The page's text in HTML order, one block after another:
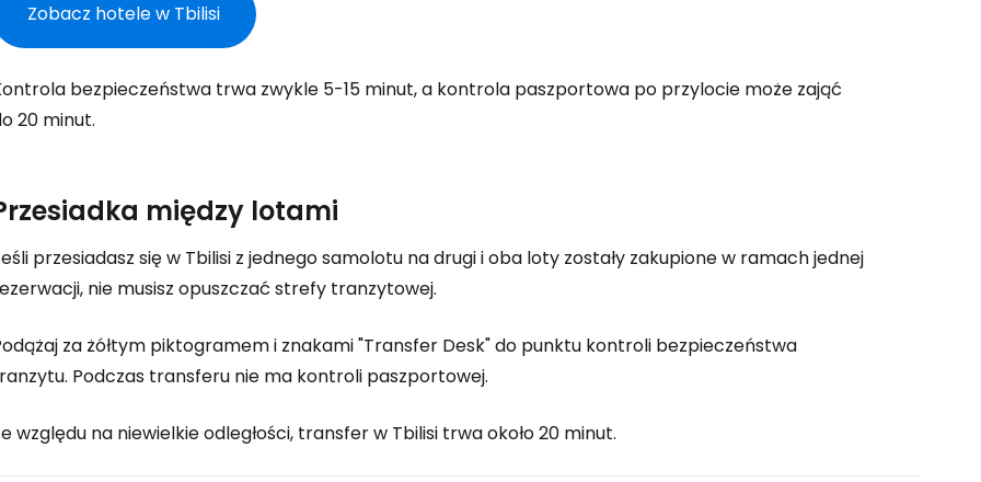
Zobacz hotele w Tbilisi
bezpieczeństwa trwa zwykle 5-15 minut, a kontrola paszportowa po przylocie może zająć
20 minut.
między lotami
przesiadasz się w Tbilisi z jednego samolotu na drugi i oba loty zostały zakupione w ramach jednej
nie musisz opuszczać strefy tranzytowej.
za żółtym piktogramem i znakami "Transfer Desk" do punktu kontroli bezpieczeństwa
Podczas transferu nie ma kontroli paszportowej.
względu na niewielkie odległości, transfer w Tbilisi trwa około 20 minut.
Kontynuuj z Facebookiem